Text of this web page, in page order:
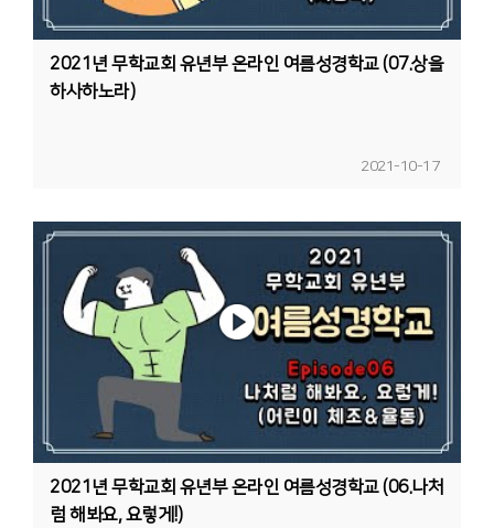
2021년 무학교회 유년부 온라인 여름성경학교 (07.상을
하사하노라)
2021-10-17
2021년 무학교회 유년부 온라인 여름성경학교 (06.나처
럼 해봐요, 요렇게!)